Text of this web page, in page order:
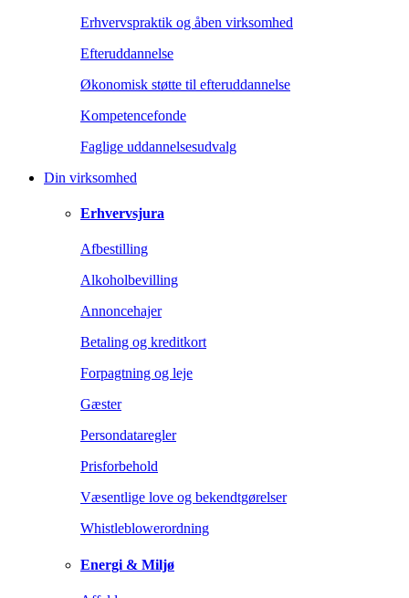
Erhvervspraktik og åben virksomhed
Efteruddannelse
Økonomisk støtte til efteruddannelse
Kompetencefonde
Faglige uddannelsesudvalg
Din virksomhed
Erhvervsjura
Afbestilling
Alkoholbevilling
Annoncehajer
Betaling og kreditkort
Forpagtning og leje
Gæster
Persondataregler
Prisforbehold
Væsentlige love og bekendtgørelser
Whistleblowerordning
Energi & Miljø